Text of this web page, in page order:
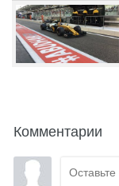
Комментарии